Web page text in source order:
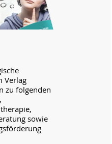
Verlag
zu folgenden
sowie